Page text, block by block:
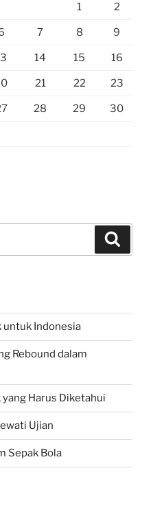
1 2
7 8 9
14 15 16
21 22 23
28 29 30
untuk Indonesia
Rebound dalam
Harus Diketahui
Ujian
Sepak Bola